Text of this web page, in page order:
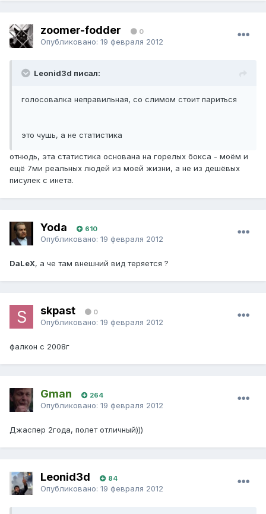
zoomer-fodder 0
Опубликовано: 19 февраля 2012
Leonid3d писал:
голосовалка неправильная, со слимом стоит париться
это чушь, а не статистика
отнюдь, эта статистика основана на горелых бокса - моём и
ещё 7ми реальных людей из моей жизни, а не из дешёвых
писулек с инета.
Yoda 610
Опубликовано: 19 февраля 2012
DaLeX, а че там внешний вид теряется ?
skpast 0
Опубликовано: 19 февраля 2012
фалкон с 2008г
Gman 264
Опубликовано: 19 февраля 2012
Джаспер 2года, полет отличный)))
Leonid3d 84
Опубликовано: 19 февраля 2012